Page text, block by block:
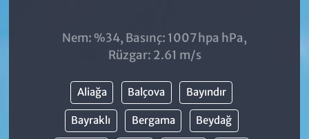
Nem: %34, Basınç: 1007 hpa hPa,
Rüzgar: 2.61 m/s
Aliağa Balçova Bayındır
Bayraklı Bergama Beydağ